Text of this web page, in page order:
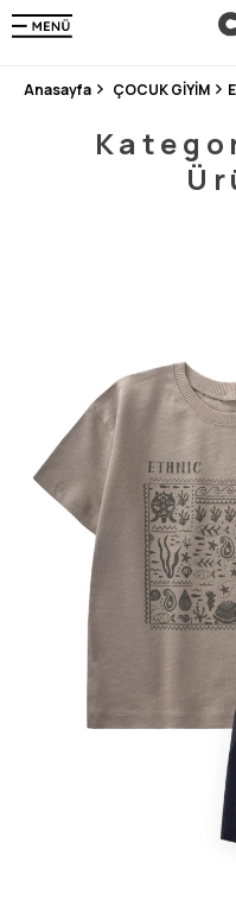
250.000'DEN FAZLA
3 MİLYONDAN FAZLA
Anasayfa ÇOCUK GİYİM